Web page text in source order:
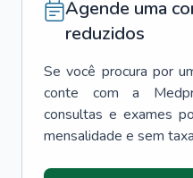
Agende uma
reduzidos
Se você procura por
conte com a
consultas e exames
mensalidade e sem